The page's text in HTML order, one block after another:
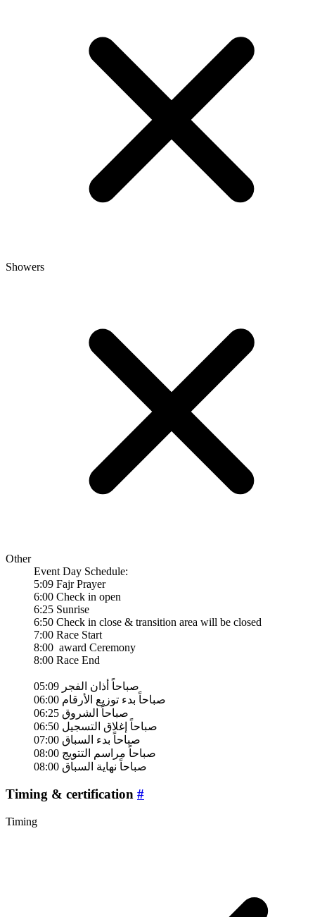
Showers
Other
Event Day Schedule:
5:09 Fajr Prayer
6:00 Check in open
6:25 Sunrise
6:50 Check in close & transition area will be closed
7:00 Race Start
8:00 ​​ award Ceremony
8:00 ​​Race End
05:09 صباحاً أذان الفجر
06:00 صباحاً بدء توزيع الأرقام
06:25 صباحاً الشروق
06:50 صباحاً إغلاق التسجيل
07:00 صباحاً بدء السباق
08:00 صباحاً مراسم التتويج
08:00 صباحاً نهاية السباق
Timing & certification #
Timing